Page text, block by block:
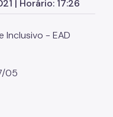
| Horário: 17:26
Inclusivo - EAD
05